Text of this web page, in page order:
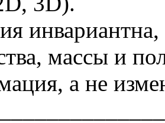
массы и
а не